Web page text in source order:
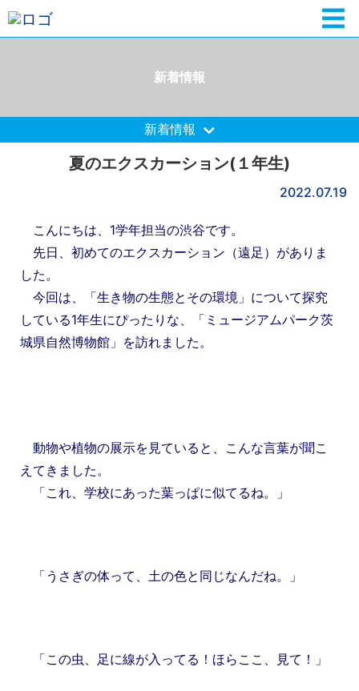
新着情報
新着情報
夏のエクスカーション(１年生)
2022.07.19
こんにちは、1学年担当の渋谷です。
先日、初めてのエクスカーション（遠足）がありま
した。
今回は、「生き物の生態とその環境」について探究
している1年生にぴったりな、
「ミュージアムパーク茨
城県自然博物館」を訪れました。
動物や植物の展示を見ていると、こんな言葉が聞こ
えてきました。
「これ、学校にあった葉っぱに似てるね。」
「うさぎの体って、土の色と同じなんだね。」
「この虫、足に線が入ってる！ほらここ、見て！」